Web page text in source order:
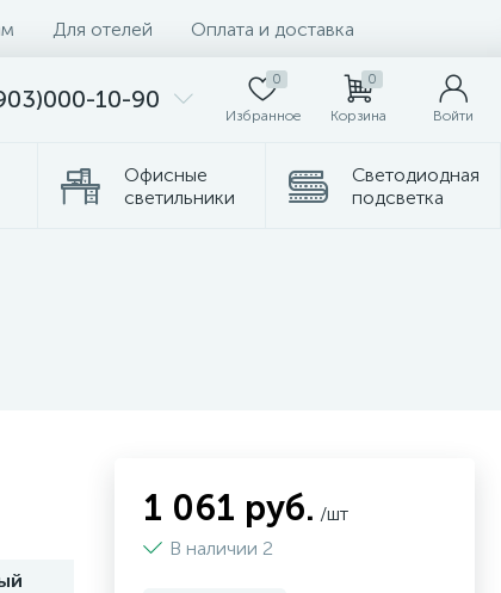
Для отелей Оплата и доставка
10-90
0
Избранное
0
Корзина Войти
Офисные
светильники
Светодиодная
подсветка
1 061 руб. /шт
В наличии 2